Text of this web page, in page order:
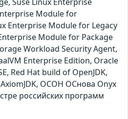
Module for
Enterprise Module for Legacy
Module for Package
Workload Security Agent,
Enterprise Edition, Oracle
Red Hat build of OpenJDK,
AxiomJDK, ОСОН ОСнова Оnyx
российских программ